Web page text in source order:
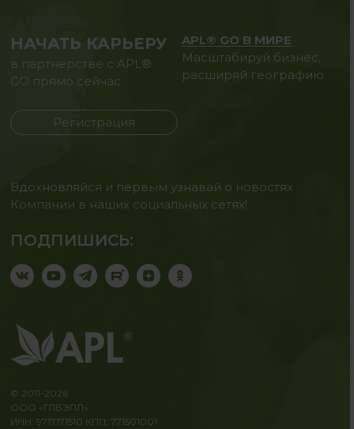
НАЧАТЬ КАРЬЕРУ
в партнерстве с APL®
GO прямо сейчас
Регистрация
APL® GO В МИРЕ
Масштабируй бизнес,
расширяй географию.
Вдохновляйся и первым узнавай о новостях
Компании в наших социальных сетях!
ПОДПИШИСЬ:
© 2011-2026
ООО «ГЛБЭПЛ»
ИНН: 9717171510 КПП: 771501001